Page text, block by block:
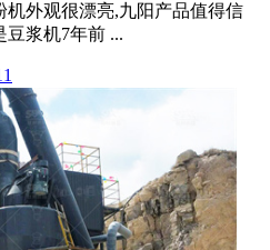
机外观很漂亮,九阳产品值得信
浆机7年前 ...